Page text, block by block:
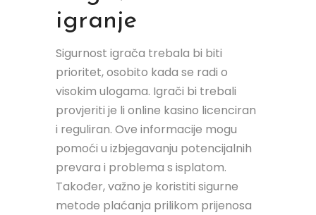
igranje
Sigurnost igrača trebala bi biti
prioritet, osobito kada se radi o
visokim ulogama. Igrači bi trebali
provjeriti je li online kasino licenciran
i reguliran. Ove informacije mogu
pomoći u izbjegavanju potencijalnih
prevara i problema s isplatom.
Također, važno je koristiti sigurne
metode plaćanja prilikom prijenosa